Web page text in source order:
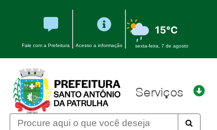
Fale com a Prefeitura Acesso a informação
15°C
sexta-feira, 7 de agosto
Serviços